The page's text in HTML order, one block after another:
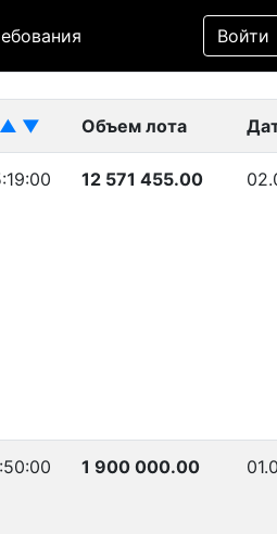
Войти
Фильтр
▲ ▼ Объем лота
12 571 455.00
1 900 000.00